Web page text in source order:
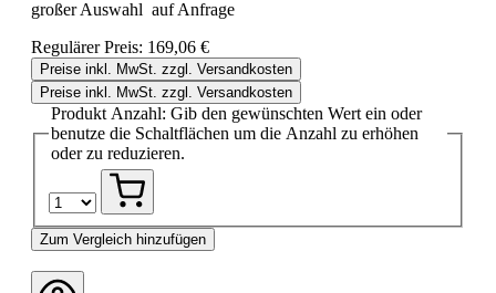
großer Auswahl auf Anfrage
Regulärer Preis: 169,06 €
Preise inkl. MwSt. zzgl. Versandkosten
Preise inkl. MwSt. zzgl. Versandkosten
Produkt Anzahl: Gib den gewünschten Wert ein oder
benutze die Schaltflächen um die Anzahl zu erhöhen
oder zu reduzieren.
Zum Vergleich hinzufügen